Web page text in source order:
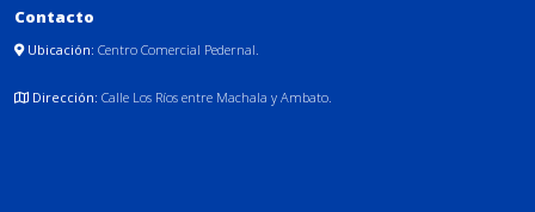
Contacto
Ubicación: Centro Comercial Pedernal.
Dirección: Calle Los Ríos entre Machala y Ambato.